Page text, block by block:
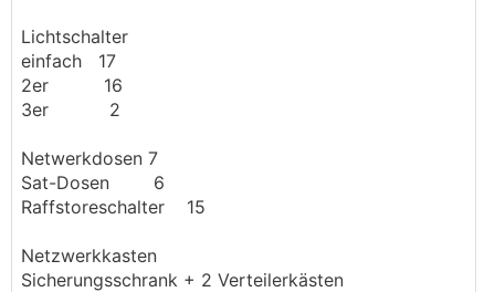
Lichtschalter
einfach 17
2er 16
3er 2
Netwerkdosen 7
Sat-Dosen 6
Raffstoreschalter 15
Netzwerkkasten
Sicherungsschrank + 2 Verteilerkästen